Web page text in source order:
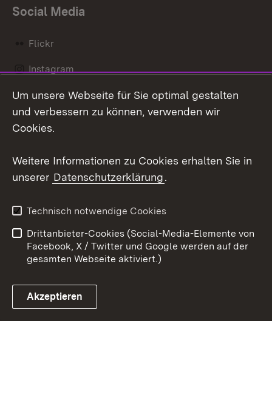
Social Media
Flickr
Instagram
Social Wall
Link zum Landesportal
Barrierefreiheit
Benutzungshinweise
Impressum
Cookies
Um unsere Webseite für Sie optimal gestalten
und verbessern zu können, verwenden wir
Cookies.
Weitere Informationen zu Cookies erhalten Sie in
unserer Datenschutzerklärung.
Technisch notwendige Cookies
Drittanbieter-Cookies (Social-Media-Elemente von
Facebook, X / Twitter und Google werden auf der
gesamten Webseite aktiviert.)
Akzeptieren